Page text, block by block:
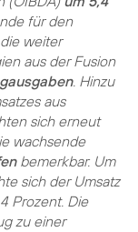
für den
weiter
aus der Fusion
. Hinzu
aus
sich erneut
wachsende
bemerkbar. Um
sich der Umsatz
Prozent. Die
zu einer